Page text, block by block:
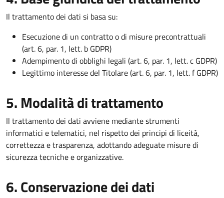
Il trattamento dei dati si basa su:
Esecuzione di un contratto o di misure precontrattuali
(art. 6, par. 1, lett. b GDPR)
Adempimento di obblighi legali (art. 6, par. 1, lett. c GDPR)
Legittimo interesse del Titolare (art. 6, par. 1, lett. f GDPR)
5. Modalità di trattamento
Il trattamento dei dati avviene mediante strumenti
informatici e telematici, nel rispetto dei principi di liceità,
correttezza e trasparenza, adottando adeguate misure di
sicurezza tecniche e organizzative.
6. Conservazione dei dati